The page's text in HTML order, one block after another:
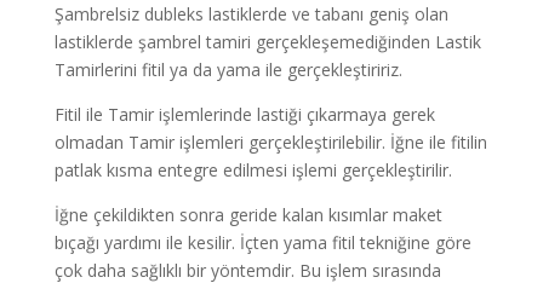
Şambrelsiz dubleks lastiklerde ve tabanı geniş olan
lastiklerde şambrel tamiri gerçekleşemediğinden Lastik
Tamirlerini fitil ya da yama ile gerçekleştiririz.
Fitil ile Tamir işlemlerinde lastiği çıkarmaya gerek
olmadan Tamir işlemleri gerçekleştirilebilir. İğne ile fitilin
patlak kısma entegre edilmesi işlemi gerçekleştirilir.
İğne çekildikten sonra geride kalan kısımlar maket
bıçağı yardımı ile kesilir. İçten yama fitil tekniğine göre
çok daha sağlıklı bir yöntemdir. Bu işlem sırasında